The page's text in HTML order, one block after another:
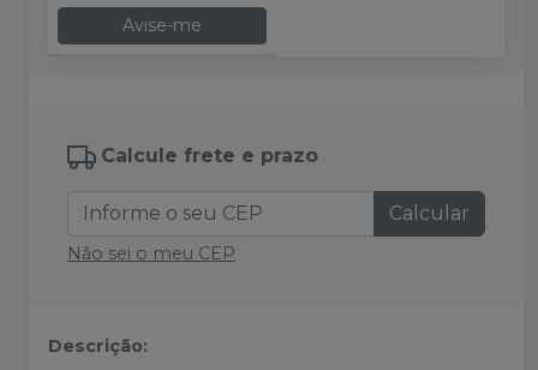
Avise-me
Calcule frete e prazo
Calcular
Não sei o meu CEP
Descrição: